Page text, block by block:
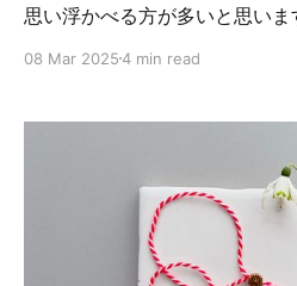
思い浮かべる方が多いと思い
なり、その花にまつわる文化や
とともにクロッカス（Crocus
知らせます。また、スミレ（
して親しまれています。 イタリアでは、3月8日の「国
際女性デー」にミモザ（
り、春の花として有名です。 イギリスでは、冬の終わり
から春の始まりを告げる花とし
08 Mar 20254 min read